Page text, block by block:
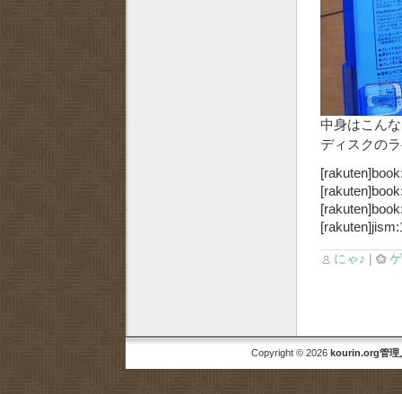
中身はこん
ディスクの
にゃ♪ |
Copyright © 2026 kourin.org管理